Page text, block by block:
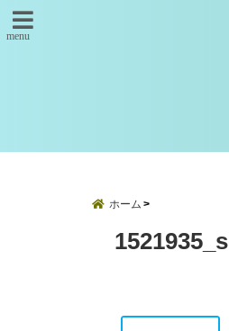
menu
ホーム
1521935_s